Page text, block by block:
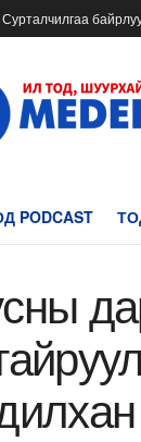
Сурталчилгаа
PODCAST